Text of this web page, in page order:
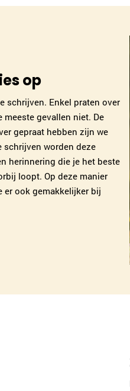
op
schrijven. Enkel praten over
gevallen niet. De
gepraat hebben zijn we
schrijven worden deze
herinnering die je het beste
loopt. Op deze manier
er ook gemakkelijker bij